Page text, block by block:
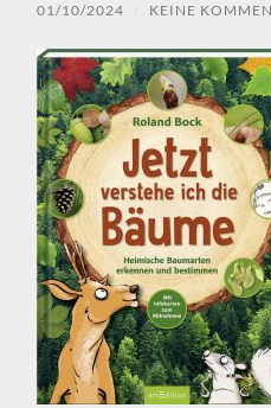
01/10/2024 KEINE